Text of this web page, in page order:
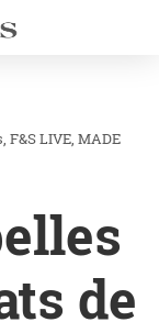
F&S LIVE MADE
de